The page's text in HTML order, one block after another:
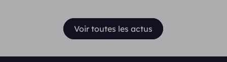
Voir toutes les actus